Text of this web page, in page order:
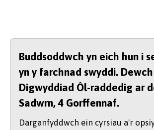
Buddsoddwch yn eich hun i
yn y farchnad swyddi.
Digwyddiad Ôl-raddedig ar
Sadwrn, 4 Gorffennaf.
Darganfyddwch ein cyrsiau a'r